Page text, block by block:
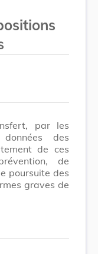
par les
des
de ces
de
poursuite des
graves de